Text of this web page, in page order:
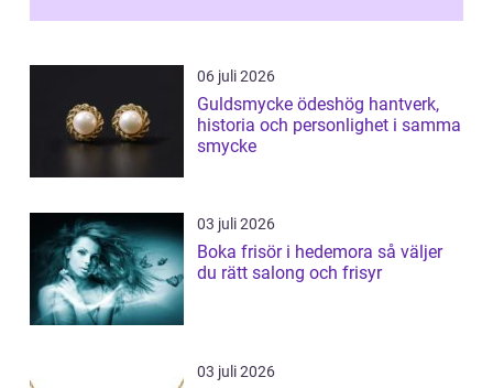
06 juli 2026
Guldsmycke ödeshög hantverk,
historia och personlighet i samma
smycke
03 juli 2026
Boka frisör i hedemora så väljer
du rätt salong och frisyr
03 juli 2026